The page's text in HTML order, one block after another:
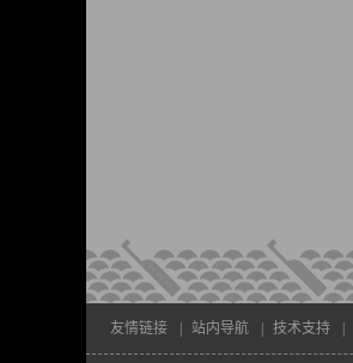
友情链接 | 站内导航 | 技术支持 |